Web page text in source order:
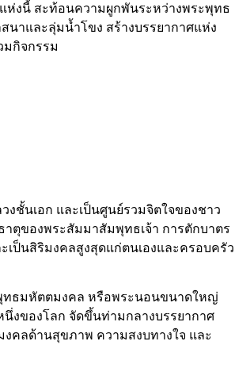
งนี้ สะท้อนความผูกพันระหว่างพระพุทธ
าและลุ่มน้ำโขง สร้างบรรยากาศแห่ง
กิจกรรม
งชั้นเอก และเป็นศูนย์รวมจิตใจของชาว
ตุของพระสัมมาสัมพุทธเจ้า การตักบาตร
ป็นสิริมงคลสูงสุดแก่ตนเองและครอบครัว
ทธมหัตตมงคล หรือพระนอนขนาดใหญ่
งของโลก จัดขึ้นท่ามกลางบรรยากาศ
งคลด้านสุขภาพ ความสงบทางใจ และ